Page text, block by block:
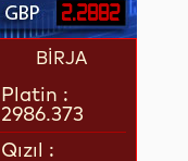
2.2882
BİRJA
Platin :
2986.373
Qızıl :